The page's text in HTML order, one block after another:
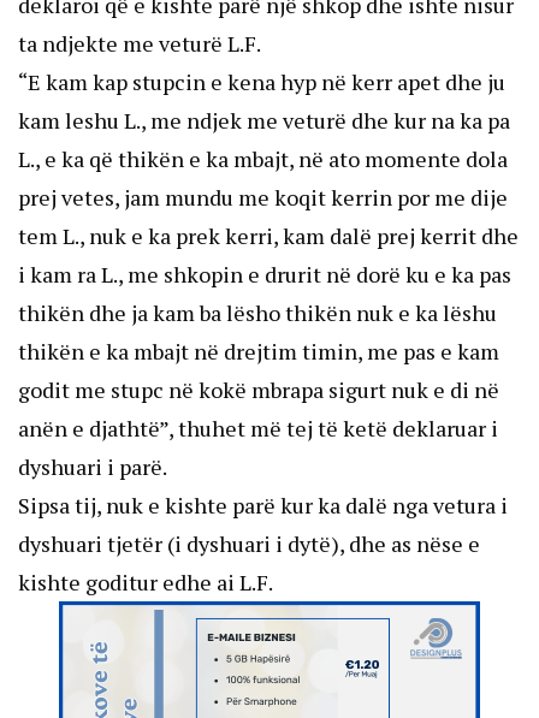
ta ndjekte me veturë L.F.
“E kam kap stupcin e kena hyp në kerr apet dhe ju
kam leshu L., me ndjek me veturë dhe kur na ka pa
L., e ka që thikën e ka mbajt, në ato momente dola
prej vetes, jam mundu me koqit kerrin por me dije
tem L., nuk e ka prek kerri, kam dalë prej kerrit dhe
i kam ra L., me shkopin e drurit në dorë ku e ka pas
thikën dhe ja kam ba lësho thikën nuk e ka lëshu
thikën e ka mbajt në drejtim timin, me pas e kam
godit me stupc në kokë mbrapa sigurt nuk e di në
anën e djathtë”, thuhet më tej të ketë deklaruar i
dyshuari i parë.
Sipsa tij, nuk e kishte parë kur ka dalë nga vetura i
dyshuari tjetër (i dyshuari i dytë), dhe as nëse e
kishte goditur edhe ai L.F.